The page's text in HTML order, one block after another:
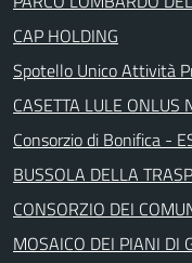
CAP HOLDING
Spotello Unico Attività
CASETTA LULE ONLUS
Consorzio di Bonifica -
BUSSOLA DELLA
CONSORZIO DEI
MOSAICO DEI PIANI DI